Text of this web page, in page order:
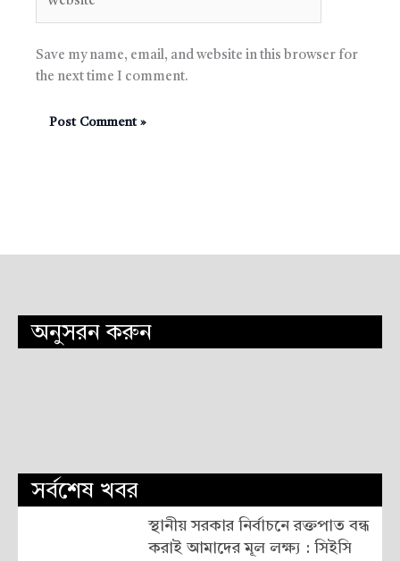
Save my name, email, and website in this browser for
the next time I comment.
অনুসরন করুন
সর্বশেষ খবর
স্থানীয় সরকার নির্বাচনে রক্তপাত বন্ধ
করাই আমাদের মূল লক্ষ্য : সিইসি